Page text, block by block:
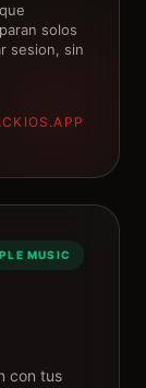
solos
sesion, sin
MUSIC
con tus